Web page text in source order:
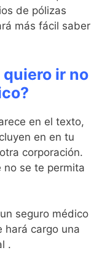
de pólizas
más fácil saber
ir no
en el texto,
en en tu
corporación.
no se te permita
seguro médico
hará cargo una
.